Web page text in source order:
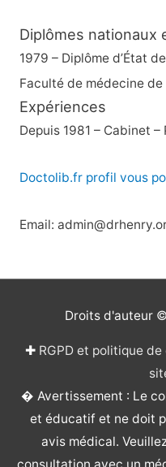
Diplômes nationaux
1979 – Diplôme d’État
Faculté de médecine de
Expériences
Depuis 1981 – Cabinet –
Doctolib.fr profil vous
Email:
Droits d'auteur
✚ RGPD et politique
� Avertissement : Le
et éducatif et ne doit
avis médical.